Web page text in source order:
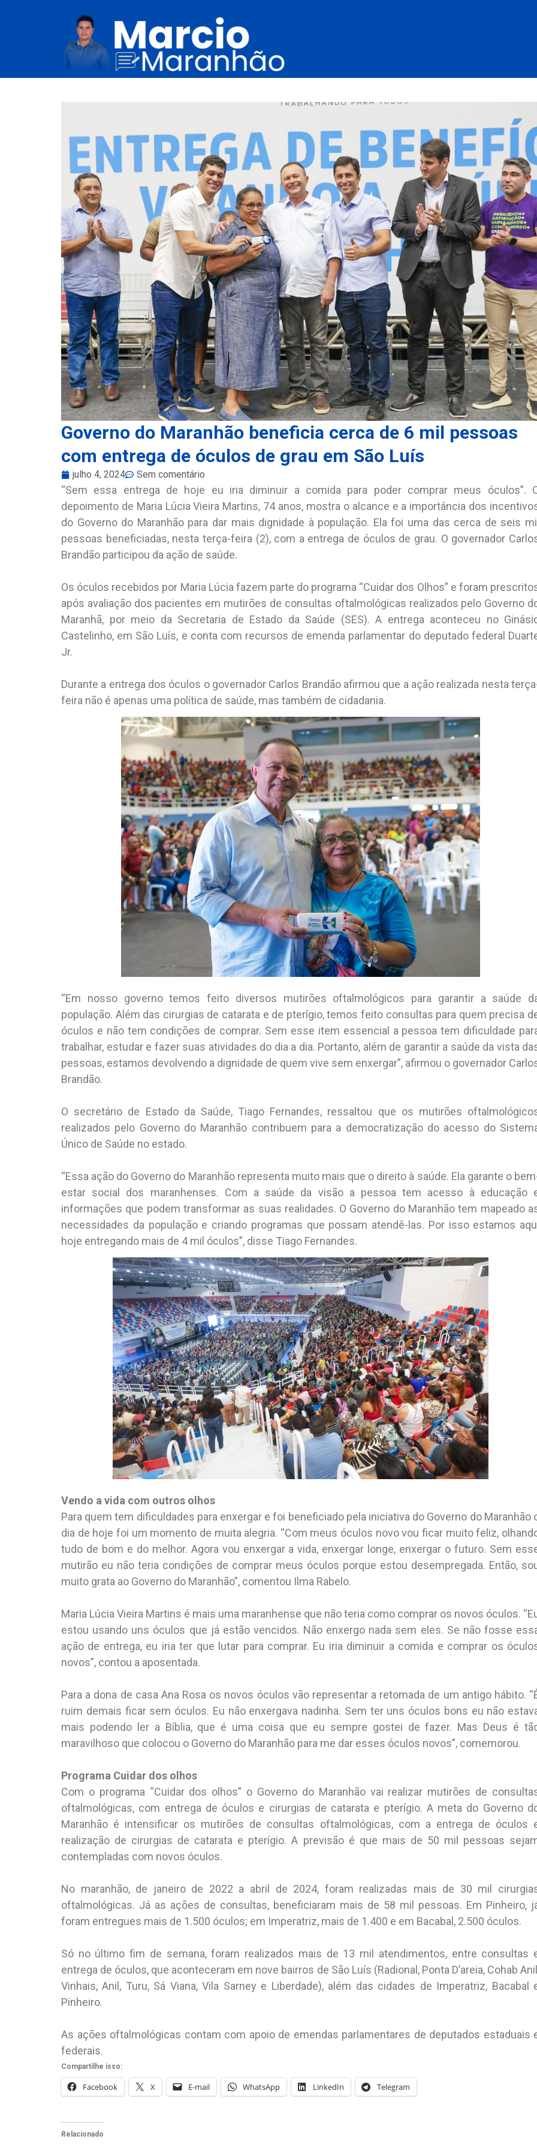
Governo do Maranhão beneficia cerca de 6 mil pessoas
com entrega de óculos de grau em São Luís
julho 4, 2024 Sem comentário
“Sem essa entrega de hoje eu iria diminuir a comida para poder comprar meus óculos”.
depoimento de Maria Lúcia Vieira Martins, 74 anos, mostra o alcance e a importância dos
do Governo do Maranhão para dar mais dignidade à população. Ela foi uma das cerca de seis mil
pessoas beneficiadas, nesta terça-feira (2), com a entrega de óculos de grau. O governador
Brandão participou da ação de saúde.
Os óculos recebidos por Maria Lúcia fazem parte do programa “Cuidar dos Olhos” e foram
após avaliação dos pacientes em mutirões de consultas oftalmológicas realizados pelo Governo
Maranhã, por meio da Secretaria de Estado da Saúde (SES). A entrega aconteceu no
Castelinho, em São Luís, e conta com recursos de emenda parlamentar do deputado federal
Jr.
Durante a entrega dos óculos o governador Carlos Brandão afirmou que a ação realizada nesta
feira não é apenas uma política de saúde, mas também de cidadania.
“Em nosso governo temos feito diversos mutirões oftalmológicos para garantir a saúde
população. Além das cirurgias de catarata e de pterígio, temos feito consultas para quem precisa
óculos e não tem condições de comprar. Sem esse item essencial a pessoa tem dificuldade
trabalhar, estudar e fazer suas atividades do dia a dia. Portanto, além de garantir a saúde da vista
pessoas, estamos devolvendo a dignidade de quem vive sem enxergar”, afirmou o governador
Brandão.
O secretário de Estado da Saúde, Tiago Fernandes, ressaltou que os mutirões
realizados pelo Governo do Maranhão contribuem para a democratização do acesso do
Único de Saúde no estado.
“Essa ação do Governo do Maranhão representa muito mais que o direito à saúde. Ela garante o
estar social dos maranhenses. Com a saúde da visão a pessoa tem acesso à educação
informações que podem transformar as suas realidades. O Governo do Maranhão tem mapeado
necessidades da população e criando programas que possam atendê-las. Por isso estamos
hoje entregando mais de 4 mil óculos”, disse Tiago Fernandes.
Vendo a vida com outros olhos
Para quem tem dificuldades para enxergar e foi beneficiado pela iniciativa do Governo do Maranhão
dia de hoje foi um momento de muita alegria. “Com meus óculos novo vou ficar muito feliz,
tudo de bom e do melhor. Agora vou enxergar a vida, enxergar longe, enxergar o futuro. Sem
mutirão eu não teria condições de comprar meus óculos porque estou desempregada. Então,
muito grata ao Governo do Maranhão”, comentou Ilma Rabelo.
Maria Lúcia Vieira Martins é mais uma maranhense que não teria como comprar os novos óculos.
estou usando uns óculos que já estão vencidos. Não enxergo nada sem eles. Se não fosse
ação de entrega, eu iria ter que lutar para comprar. Eu iria diminuir a comida e comprar os
novos”, contou a aposentada.
Para a dona de casa Ana Rosa os novos óculos vão representar a retomada de um antigo hábito.
ruim demais ficar sem óculos. Eu não enxergava nadinha. Sem ter uns óculos bons eu não
mais podendo ler a Bíblia, que é uma coisa que eu sempre gostei de fazer. Mas Deus é
maravilhoso que colocou o Governo do Maranhão para me dar esses óculos novos”, comemorou.
Programa Cuidar dos olhos
Com o programa “Cuidar dos olhos” o Governo do Maranhão vai realizar mutirões de
oftalmológicas, com entrega de óculos e cirurgias de catarata e pterígio. A meta do Governo
Maranhão é intensificar os mutirões de consultas oftalmológicas, com a entrega de óculos
realização de cirurgias de catarata e pterígio. A previsão é que mais de 50 mil pessoas
contempladas com novos óculos.
No maranhão, de janeiro de 2022 a abril de 2024, foram realizadas mais de 30 mil
oftalmológicas. Já as ações de consultas, beneficiaram mais de 58 mil pessoas. Em Pinheiro,
foram entregues mais de 1.500 óculos; em Imperatriz, mais de 1.400 e em Bacabal, 2.500 óculos.
Só no último fim de semana, foram realizados mais de 13 mil atendimentos, entre consultas
entrega de óculos, que aconteceram em nove bairros de São Luís (Radional, Ponta D’areia, Cohab
Vinhais, Anil, Turu, Sá Viana, Vila Sarney e Liberdade), além das cidades de Imperatriz, Bacabal
Pinheiro.
As ações oftalmológicas contam com apoio de emendas parlamentares de deputados estaduais
federais.
Compartilhe isso:
Facebook X E-mail WhatsApp LinkedIn Telegram
Relacionado